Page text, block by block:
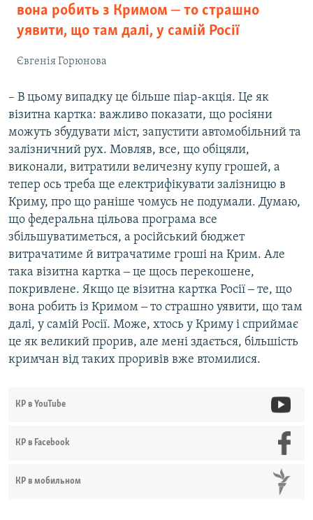
вона робить з Кримом ‒ то страшно
уявити, що там далі, у самій Росії
Євгенія Горюнова
– В цьому випадку це більше піар-акція. Це як
візитна картка: важливо показати, що росіяни
можуть збудувати міст, запустити автомобільний та
залізничний рух. Мовляв, все, що обіцяли,
виконали, витратили величезну купу грошей, а
тепер ось треба ще електрифікувати залізницю в
Криму, про що раніше чомусь не подумали. Думаю,
що федеральна цільова програма все
збільшуватиметься, а російський бюджет
витрачатиме й витрачатиме гроші на Крим. Але
така візитна картка ‒ це щось перекошене,
покривлене. Якщо це візитна картка Росії ‒ те, що
вона робить із Кримом ‒ то страшно уявити, що там
далі, у самій Росії. Може, хтось у Криму і сприймає
це як великий прорив, але мені здається, більшість
кримчан від таких проривів вже втомилися.
КР в YouTube
КР в Facebook
КР в мобильном